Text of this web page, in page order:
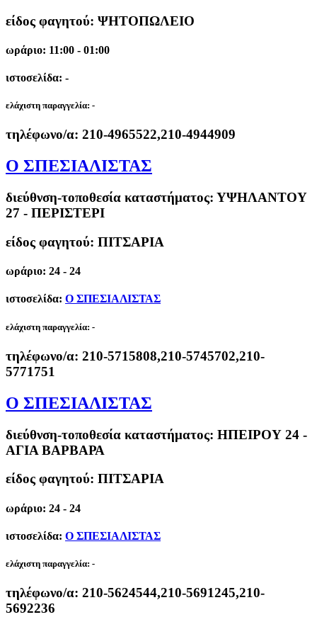
είδος φαγητού: ΨΗΤΟΠΩΛΕΙΟ
ωράριο: 11:00 - 01:00
ιστοσελίδα: -
ελάχιστη παραγγελία: -
τηλέφωνο/α: 210-4965522,210-4944909
Ο ΣΠΕΣΙΑΛΙΣΤΑΣ
διεύθνση-τοποθεσία καταστήματος: ΥΨΗΛΑΝΤΟΥ
27 - ΠΕΡΙΣΤΕΡΙ
είδος φαγητού: ΠΙΤΣΑΡΙΑ
ωράριο: 24 - 24
ιστοσελίδα: Ο ΣΠΕΣΙΑΛΙΣΤΑΣ
ελάχιστη παραγγελία: -
τηλέφωνο/α: 210-5715808,210-5745702,210-
5771751
Ο ΣΠΕΣΙΑΛΙΣΤΑΣ
διεύθνση-τοποθεσία καταστήματος: ΗΠΕΙΡΟΥ 24 -
ΑΓΙΑ ΒΑΡΒΑΡΑ
είδος φαγητού: ΠΙΤΣΑΡΙΑ
ωράριο: 24 - 24
ιστοσελίδα: Ο ΣΠΕΣΙΑΛΙΣΤΑΣ
ελάχιστη παραγγελία: -
τηλέφωνο/α: 210-5624544,210-5691245,210-
5692236